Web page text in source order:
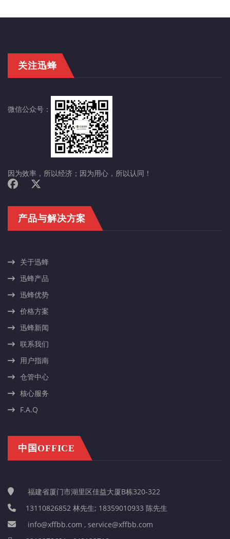
关注迅蜂
微信公众号：
因为效率，所以经济；因为用心，所以认同！
产品与解决方案
关于迅蜂
迅蜂产品
迅蜂优势
价格方案
迅蜂新闻
联系我们
用户指南
仓管中心
核心服务
F.A.Q
中国OFFICE
福建省厦门市湖里区佳益大厦B栋320-322
13110826852 林先生; 18359010933 陈先生
info@xffbb.com , service@xffbb.com